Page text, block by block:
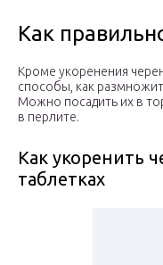
Как
Кроме укоренения
способы, как
Можно посадить их в
в перлите.
Как укоренить
таблетках